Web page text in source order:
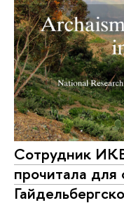
Сотрудник
прочитала для